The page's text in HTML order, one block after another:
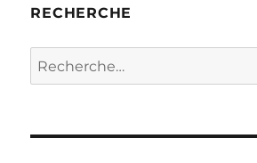
RECHERCHE
Recherche
pour :